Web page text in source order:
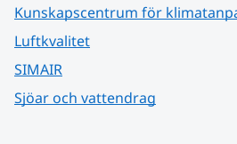
Kunskapscentrum för
Luftkvalitet
SIMAIR
Sjöar och vattendrag